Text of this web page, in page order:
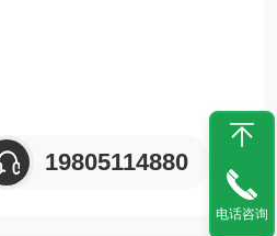
的需要选择不同类型的细胞培养瓶
19805114880
电话咨询